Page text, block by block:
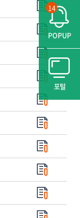
POPUP
14
포털